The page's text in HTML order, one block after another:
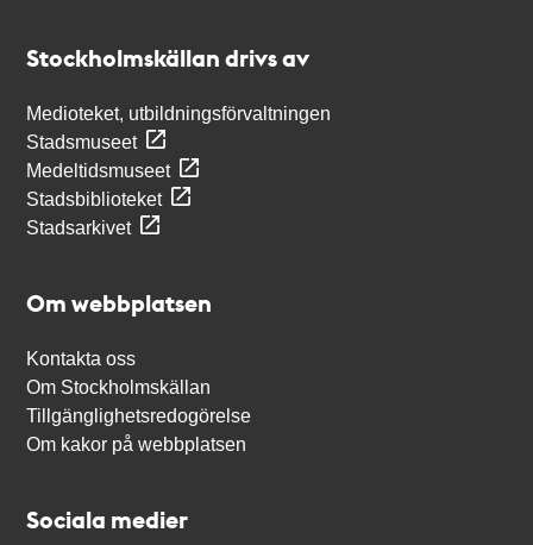
Stockholmskällan drivs av
Medioteket, utbildningsförvaltningen
Stadsmuseet
Medeltidsmuseet
Stadsbiblioteket
Stadsarkivet
Om webbplatsen
Kontakta oss
Om Stockholmskällan
Tillgänglighetsredogörelse
Om kakor på webbplatsen
Sociala medier